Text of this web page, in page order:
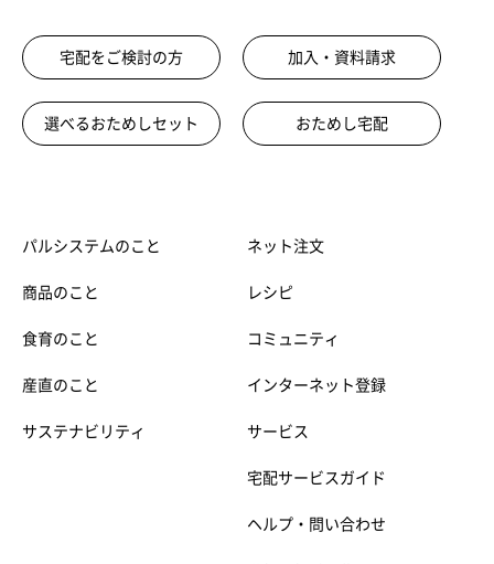
宅配をご検討の方 加入・資料請求
選べるおためしセット おためし宅配
パルシステムのこと
商品のこと
食育のこと
産直のこと
サステナビリティ
ネット注文
レシピ
コミュニティ
インターネット登録
サービス
宅配サービスガイド
ヘルプ・問い合わせ